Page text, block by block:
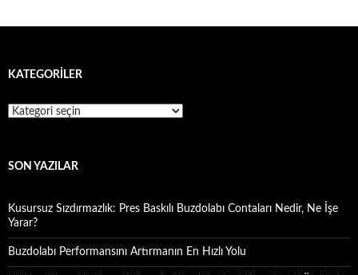
KATEGORILER
Kategoriler
SON YAZILAR
Kusursuz Sızdırmazlık: Pres Baskılı Buzdolabı Contaları Nedir, Ne İşe
Yarar?
Buzdolabı Performansını Artırmanın En Hızlı Yolu